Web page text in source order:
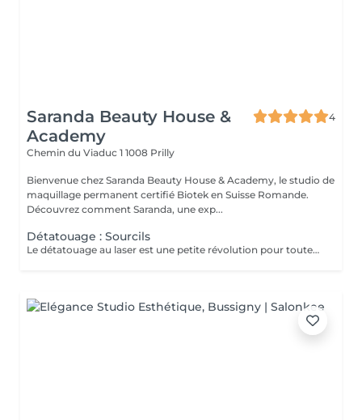
Saranda Beauty House &
Academy
4
Chemin du Viaduc 1 1008 Prilly
Bienvenue chez Saranda Beauty House & Academy, le studio de
maquillage permanent certifié Biotek en Suisse Romande.
Découvrez comment Saranda, une exp...
Détatouage : Sourcils
Le détatouage au laser est une petite révolution pour toutes les personnes désireuses de se débarrasser définitivement de leur maquillage permanent ou plus simplement mécontentes du résultat d'un maquillage semi-permanent. Résultat visible dès la première séance, puis progressif dans le temps. La pigmentation va s'éclaircir et ensuite disparaître au fil des séances. Cette technique est efficace sur toutes les couleurs de pigmentation. Vous pouvez faire une teinture des sourcils droit derrière la séance S'effectue toutes les 4 à 6 semaines. Nombre de séance en fonction des besoins.